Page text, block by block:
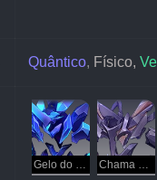
Quântico, Físico,
Gelo do Espaço Sideral Chama do Espaço Sideral